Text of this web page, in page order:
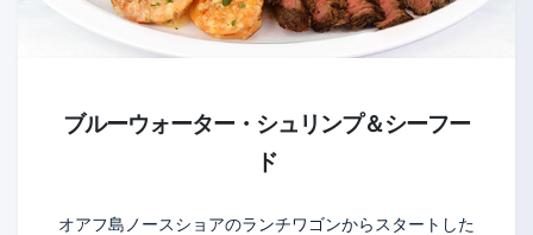
ブルーウォーター・シュリンプ＆シーフー
ド
オアフ島ノースショアのランチワゴンからスタートした